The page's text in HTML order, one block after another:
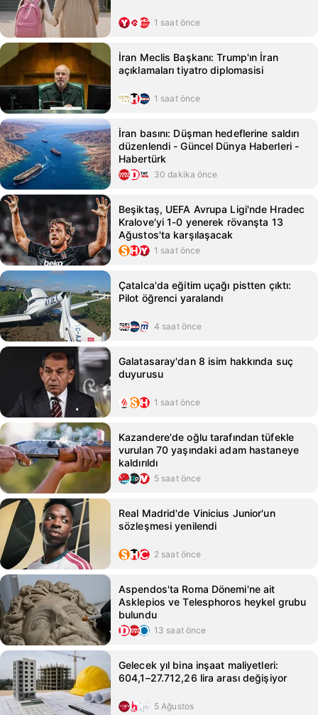
1 saat önce
İran Meclis Başkanı: Trump'ın İran
açıklamaları tiyatro diplomasisi
1 saat önce
İran basını: Düşman hedeflerine saldırı
düzenlendi - Güncel Dünya Haberleri -
Habertürk
30 dakika önce
Beşiktaş, UEFA Avrupa Ligi'nde Hradec
Kralove'yi 1-0 yenerek rövanşta 13
Ağustos'ta karşılaşacak
1 saat önce
Çatalca'da eğitim uçağı pistten çıktı:
Pilot öğrenci yaralandı
4 saat önce
Galatasaray'dan 8 isim hakkında suç
duyurusu
1 saat önce
Kazandere'de oğlu tarafından tüfekle
vurulan 70 yaşındaki adam hastaneye
kaldırıldı
5 saat önce
Real Madrid'de Vinicius Junior'un
sözleşmesi yenilendi
2 saat önce
Aspendos'ta Roma Dönemi'ne ait
Asklepios ve Telesphoros heykel grubu
bulundu
13 saat önce
Gelecek yıl bina inşaat maliyetleri:
604,1–27.712,26 lira arası değişiyor
5 Ağustos